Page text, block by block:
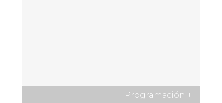
Programación +